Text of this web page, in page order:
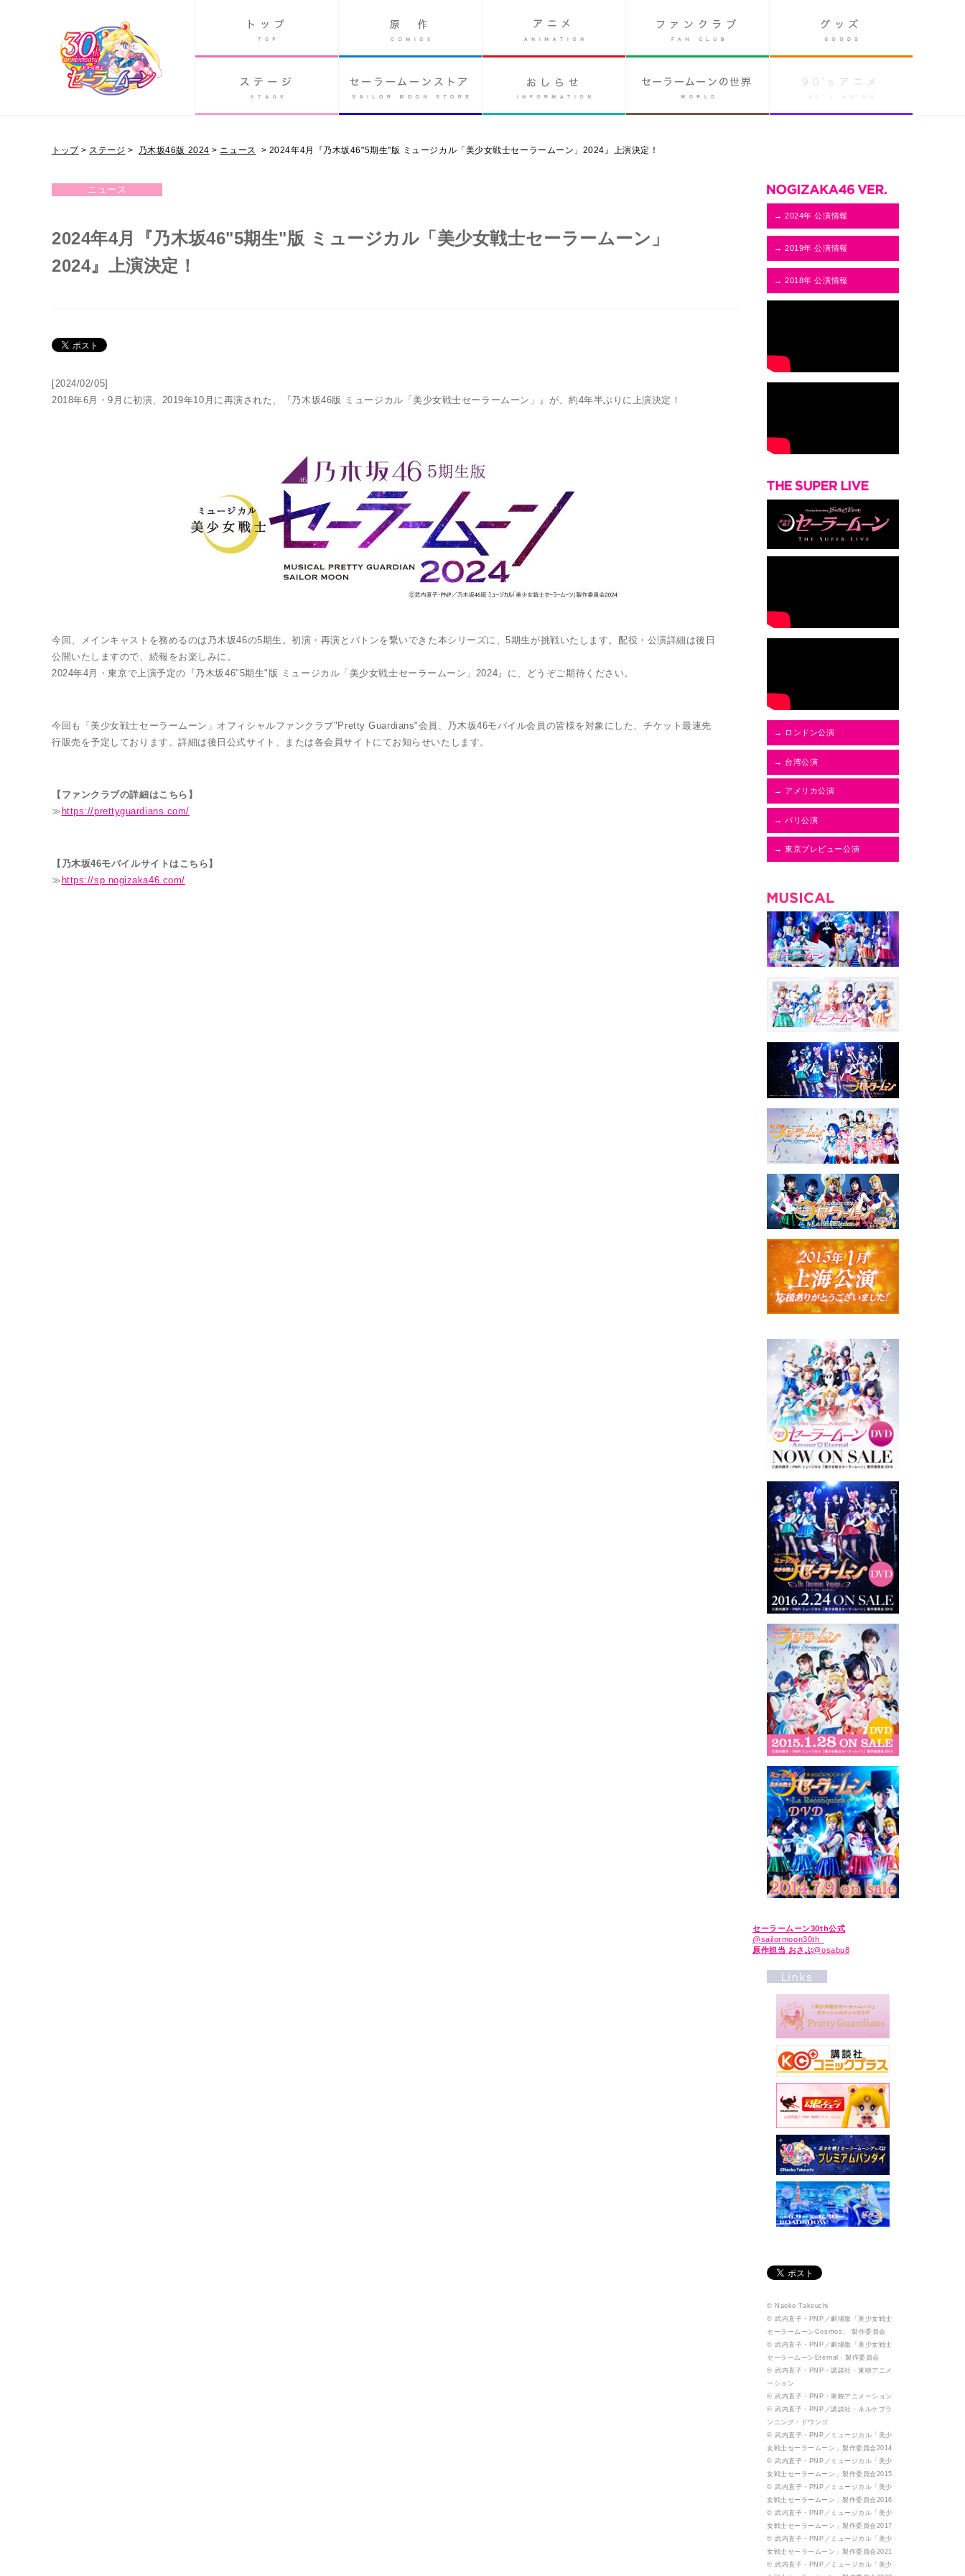
90's アニメPAST ANIME
トップ> ステージ > 乃木坂46版 2024 > ニュース > 2024年4月『乃木坂46"5期生"版 ミュージカル「美少女戦士セーラームーン」2024』上演決定！
ニュース
2024年4月『乃木坂46"5期生"版 ミュージカル「美少女戦士セーラームーン」
2024』上演決定！
[2024/02/05]
2018年6月・9月に初演、2019年10月に再演された、『乃木坂46版 ミュージカル「美少女戦士セーラームーン」』が、約4年半ぶりに上演決定！
今回、メインキャストを務めるのは乃木坂46の5期生。初演・再演とバトンを繋いできた本シリーズに、5期生が挑戦いたします。配役・公演詳細は後日
公開いたしますので、続報をお楽しみに。
2024年4月・東京で上演予定の『乃木坂46"5期生"版 ミュージカル「美少女戦士セーラームーン」2024』に、どうぞご期待ください。
今回も「美少女戦士セーラームーン」オフィシャルファンクラブ"Pretty Guardians"会員、乃木坂46モバイル会員の皆様を対象にした、チケット最速先
行販売を予定しております。詳細は後日公式サイト、または各会員サイトにてお知らせいたします。
【ファンクラブの詳細はこちら】
≫ https://prettyguardians.com/
【乃木坂46モバイルサイトはこちら】
≫ https://sp.nogizaka46.com/
NOGIZAKA46 VER.
→ 2024年 公演情報
→ 2019年 公演情報
→ 2018年 公演情報
→ ロンドン公演
→ 台湾公演
→ アメリカ公演
→ パリ公演
→ 東京プレビュー公演
セーラームーン30th公式
@sailormoon30th_
原作担当 おさぶ@osabu8
© Naoko Takeuchi
© 武内直子・PNP／劇場版「美少女戦士
セーラームーンCosmos」 製作委員会
© 武内直子・PNP／劇場版「美少女戦士
セーラームーンEternal」製作委員会
© 武内直子・PNP・講談社・東映アニメ
ーション
© 武内直子・PNP・東映アニメーション
© 武内直子・PNP／講談社・ネルケプラ
ンニング・ドワンゴ
© 武内直子・PNP／ミュージカル「美少
女戦士セーラームーン」製作委員会2014
© 武内直子・PNP／ミュージカル「美少
女戦士セーラームーン」製作委員会2015
© 武内直子・PNP／ミュージカル「美少
女戦士セーラームーン」製作委員会2016
© 武内直子・PNP／ミュージカル「美少
女戦士セーラームーン」製作委員会2017
© 武内直子・PNP／ミュージカル「美少
女戦士セーラームーン」製作委員会2021
© 武内直子・PNP／ミュージカル「美少